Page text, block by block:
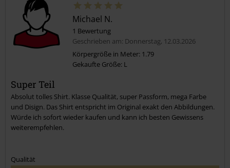
Michael N.
1 Bewertung
Geschrieben am: Donnerstag, 12.03.2026
Körpergröße in Meter: 1.79
Gekaufte Größe: L
Super Teil
Absolut tolles Shirt. Klasse Qualität, super Passform, mega Farbe
und Disign. Das Shirt entspricht im Original exakt den Abbildungen.
Würde ich sofort wieder kaufen und kann ich besten Gewissens
weiterempfehlen.
Qualität